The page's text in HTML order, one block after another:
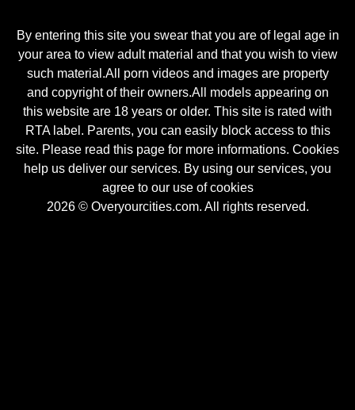
By entering this site you swear that you are of legal age in
your area to view adult material and that you wish to view
such material.All porn videos and images are property
and copyright of their owners.All models appearing on
this website are 18 years or older. This site is rated with
RTA label. Parents, you can easily block access to this
site. Please read this page for more informations. Cookies
help us deliver our services. By using our services, you
agree to our use of cookies
2026 © Overyourcities.com. All rights reserved.